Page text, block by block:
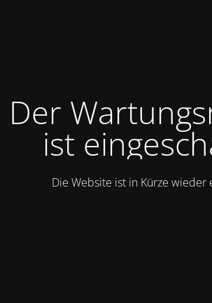
Der
ist
Die Website ist in Kürze wieder